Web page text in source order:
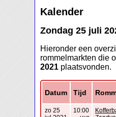
Kalender
Zondag 25 juli
Hieronder een
rommelmarkten die
2021 plaatsvonden.
Datum Tijd
zo 25
10:00